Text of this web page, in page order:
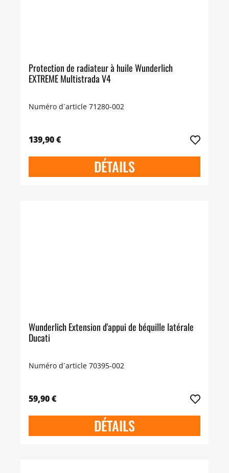
Protection de radiateur à huile Wunderlich
EXTREME Multistrada V4
Numéro d´article 71280-002
139,90 €
DÉTAILS
Wunderlich Extension d'appui de béquille latérale
Ducati
Numéro d´article 70395-002
59,90 €
DÉTAILS